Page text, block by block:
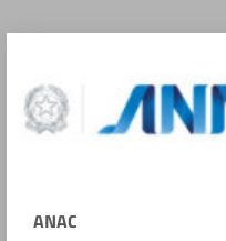
ANAC